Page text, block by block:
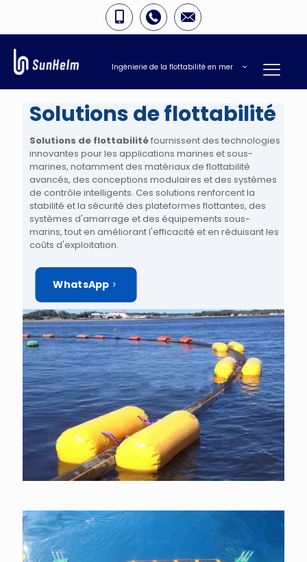
Ingénierie de la flottabilité en mer
Solutions de flottabilité
Solutions de flottabilitéfournissent des technologies
innovantes pour les applications marines et sous-
marines, notamment des matériaux de flottabilité
avancés, des conceptions modulaires et des systèmes
de contrôle intelligents. Ces solutions renforcent la
stabilité et la sécurité des plateformes flottantes, des
systèmes d'amarrage et des équipements sous-
marins, tout en améliorant l'efficacité et en réduisant les
coûts d'exploitation.
WhatsApp